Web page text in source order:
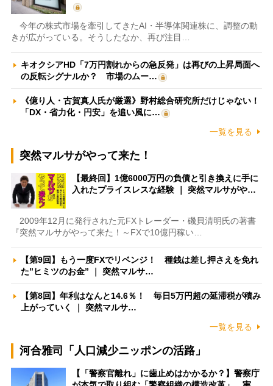
今年の株式市場を牽引してきたAI・半導体関連株に、調整の動
きが広がっている。そうしたなか、再び注目…
キオクシアHD「7万円割れからの急反発」は再びの上昇局面へ
の反転シグナルか？ 市場のムー…
《億り人・古賀真人氏が厳選》野村総合研究所だけじゃない！
「DX・省力化・円安」を追い風に…
一覧を見る
突然マルサがやって来た！
【最終回】1億6000万円の負債と引き換えに手に
入れたプライスレスな経験 ｜ 突然マルサがや…
2009年12月に発行された元FXトレーダー・磯貝清明氏の著書
『突然マルサがやって来た！～FXで10億円稼い…
【第9回】もう一度FXでリベンジ！ 種銭は差し押さえを免れ
た”ヒミツのお金” ｜ 突然マルサ…
【第8回】年利はなんと14.6％！ 毎日5万円超の延滞税が積み
上がっていく ｜ 突然マルサ…
一覧を見る
河合雅司「人口減少ニッポンの活路」
【「警察官離れ」に歯止めはかかるか？】警察庁